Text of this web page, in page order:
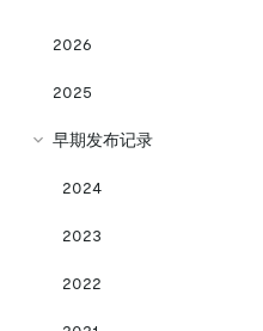
2026
2025
早期发布记录
2024
2023
2022